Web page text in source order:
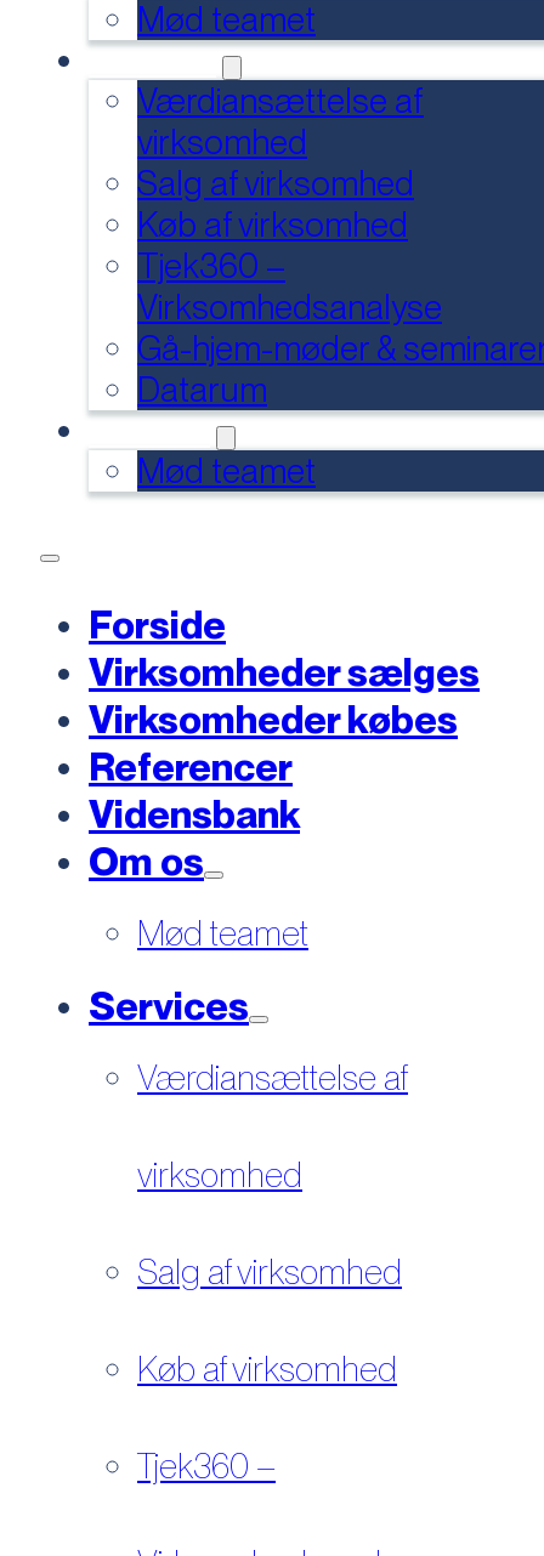
Mød teamet
Værdiansættelse af
virksomhed
Salg af virksomhed
Køb af virksomhed
Tjek360 –
Virksomhedsanalyse
Gå-hjem-møder &
Datarum
Mød teamet
Forside
Virksomheder sælges
Virksomheder købes
Referencer
Vidensbank
Om os
Mød teamet
Services
Værdiansættelse af
virksomhed
Salg af virksomhed
Køb af virksomhed
Tjek360 –